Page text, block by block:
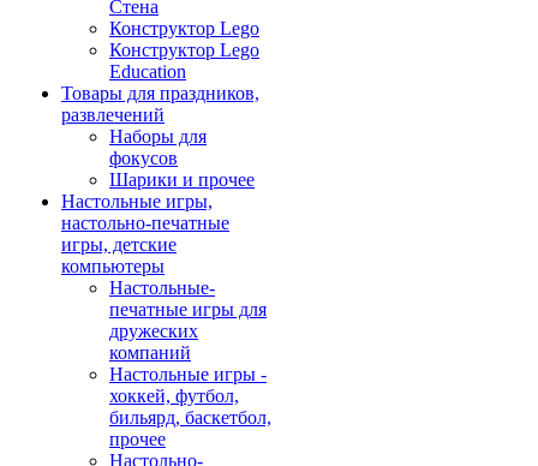
Стена
Конструктор Lego
Конструктор Lego
Education
Товары для праздников,
развлечений
Наборы для
фокусов
Шарики и прочее
Настольные игры,
настольно-печатные
игры, детские
компьютеры
Настольные-
печатные игры для
дружеских
компаний
Настольные игры -
хоккей, футбол,
бильярд, баскетбол,
прочее
Настольно-